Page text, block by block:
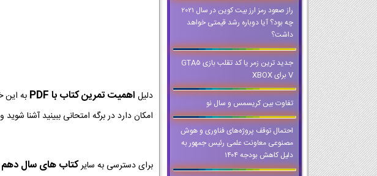
راز صعود رمز ارز بیت کوین در سال 2021
چه بود؟ آیا دوباره رشد قیمتی خواهد
داشت؟
جدید ترین زمر یا کد تقلب بازی GTA5
V برای XBOX
تفاوت بین کریسمس و سال نو
احتمال توقف پروژه‌های فناوری و هوش
مصنوعی معاونت علمی رئیس جمهور به
دلیل کاهش بودجه ۱۴۰۴
دلیل اهمیت تمرین کتاب با PDF
به این
امکان دارد در برگه امتحانی ببینید آشنا
برای دسترسی به سایرکتاب های سال دهم